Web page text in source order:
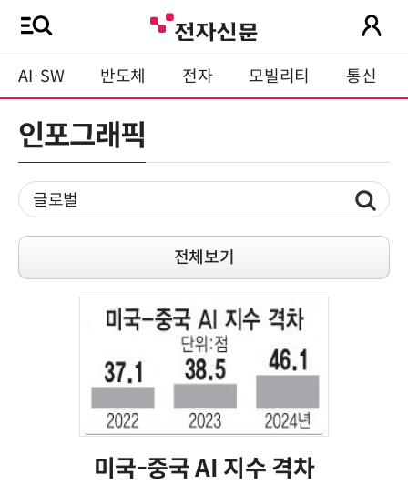
AI·SW 반도체 전자 모빌리티 통신
인포그래픽
전체보기
미국-중국 AI 지수 격차